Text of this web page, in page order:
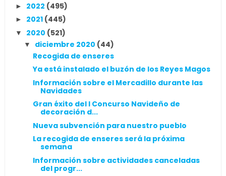
► 2022 (495)
► 2021 (445)
▼ 2020 (521)
▼ diciembre 2020 (44)
Recogida de enseres
Ya está instalado el buzón de los Reyes Magos
Información sobre el Mercadillo durante las
Navidades
Gran éxito del I Concurso Navideño de
decoración d...
Nueva subvención para nuestro pueblo
La recogida de enseres será la próxima
semana
Información sobre actividades canceladas
del progr...